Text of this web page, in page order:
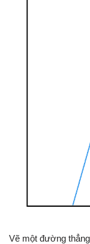
Vẽ một đường